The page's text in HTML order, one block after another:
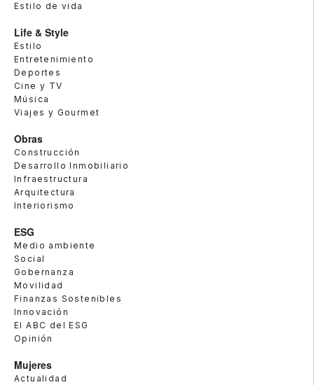
Estilo de vida
Life & Style
Estilo
Entretenimiento
Deportes
Cine y TV
Música
Viajes y Gourmet
Obras
Construcción
Desarrollo Inmobiliario
Infraestructura
Arquitectura
Interiorismo
ESG
Medio ambiente
Social
Gobernanza
Movilidad
Finanzas Sostenibles
Innovación
El ABC del ESG
Opinión
Mujeres
Actualidad